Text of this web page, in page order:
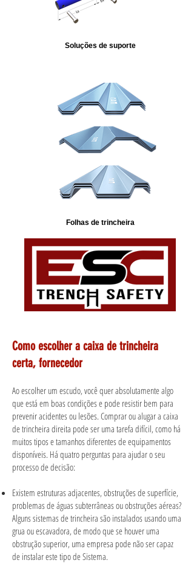
Soluções de suporte
Folhas de trincheira
Como escolher a caixa de trincheira
certa, fornecedor
Ao escolher um escudo, você quer absolutamente algo
que está em boas condições e pode resistir bem para
prevenir acidentes ou lesões. Comprar ou alugar a caixa
de trincheira direita pode ser uma tarefa difícil, como há
muitos tipos e tamanhos diferentes de equipamentos
disponíveis. Há quatro perguntas para ajudar o seu
processo de decisão:
Existem estruturas adjacentes, obstruções de superfície,
problemas de águas subterrâneas ou obstruções aéreas?
Alguns sistemas de trincheira são instalados usando uma
grua ou escavadora, de modo que se houver uma
obstrução superior, uma empresa pode não ser capaz
de instalar este tipo de Sistema.